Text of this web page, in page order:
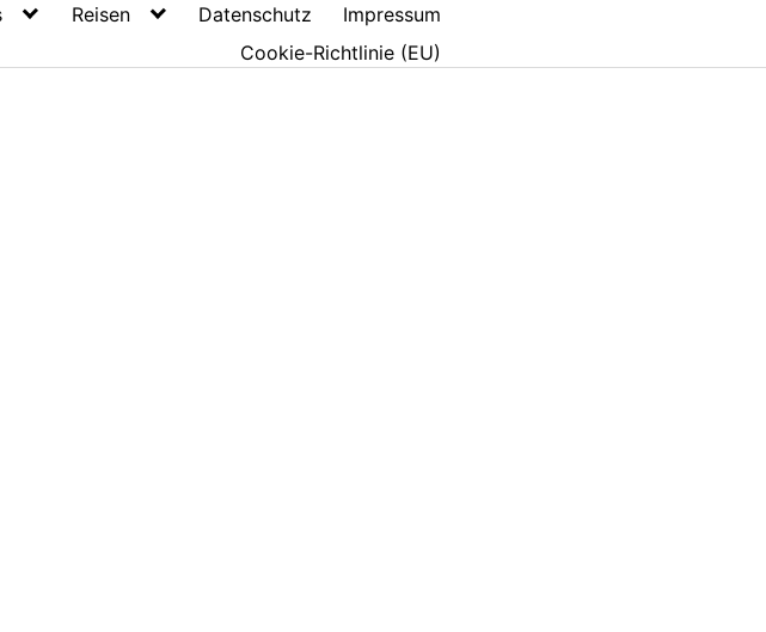
Reisen Datenschutz
Impressum
Cookie-Richtlinie (EU)